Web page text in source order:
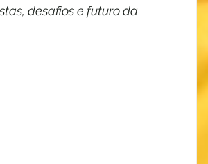
desafios e futuro da